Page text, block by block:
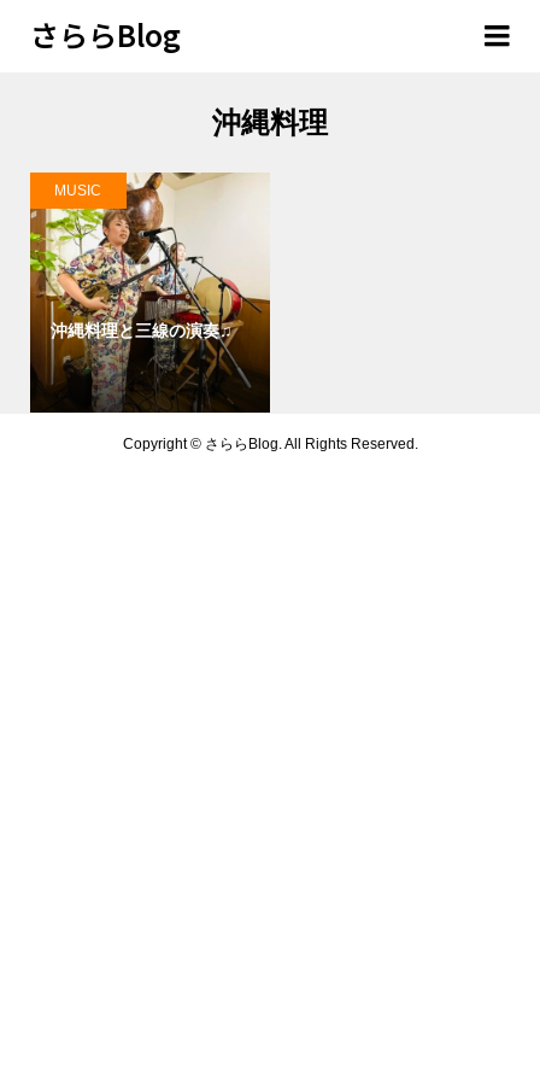
さららBlog
沖縄料理
沖縄料理と三線の演奏♫
MUSIC
Copyright ©さららBlog. All Rights Reserved.